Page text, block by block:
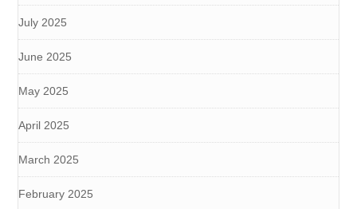
July 2025
June 2025
May 2025
April 2025
March 2025
February 2025